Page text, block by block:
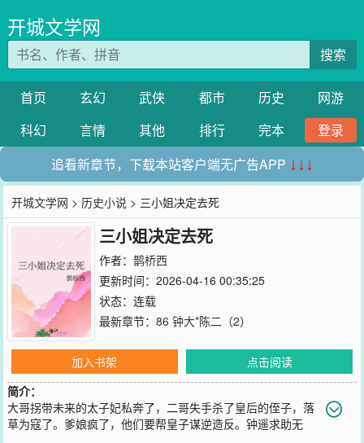
开城文学网
搜索
首页 玄幻 武侠 都市 历史
网游
科幻
言情 其他 排行 完本
登录
追看新章节，下载本站客户端无广告APP ↓↓↓
开城文学网 > 历史小说 > 三小姐决定去死
三小姐决定去死
作者： 鹊桥西
更新时间：2026-04-16 00:35:25
状态：连载
最新章节： 86 钟大*陈二（2）
加入书架
点击阅读
简介：
大哥拐带未来的太子妃私奔了，二哥失手杀了皇后的侄子，落
草为寇了。爹娘疯了，他们要帮皇子谋逆造反。钟遥求助无